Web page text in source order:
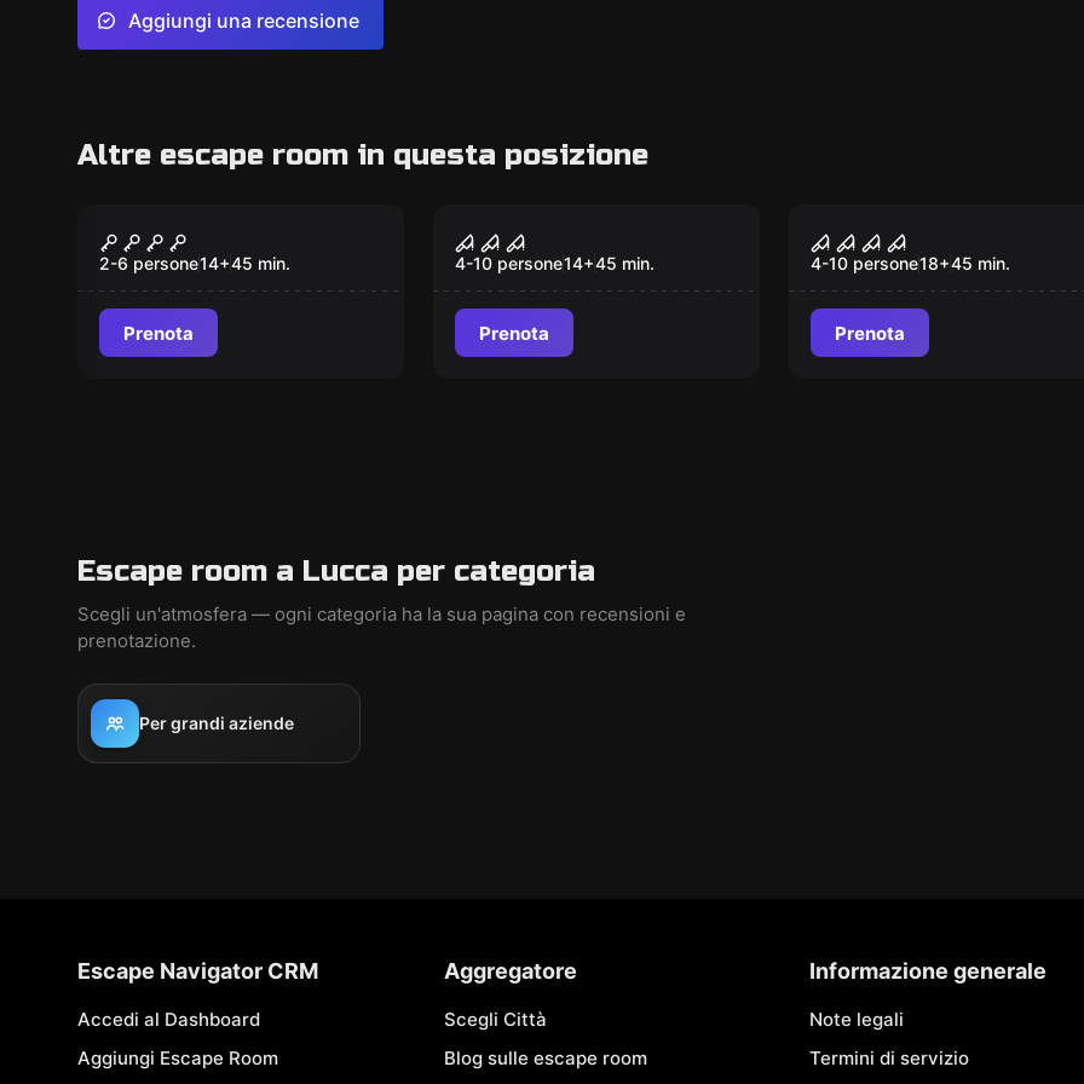
Aggiungi una recensione
Altre escape room in questa posizione
Zombie Lab
2-6 persone14+45 min.
Prenota
Il Macellaio
4-10 persone14+45 min.
Prenota
Il Manicomio
4-10 persone18+45 min.
Prenota
Escape room a Lucca per categoria
Scegli un'atmosfera — ogni categoria ha la sua pagina con recensioni e
prenotazione.
Per grandi aziende
Escape Navigator CRM
Accedi al Dashboard
Aggiungi Escape Room
Aggregatore
Scegli Città
Blog sulle escape room
Informazione generale
Note legali
Termini di servizio